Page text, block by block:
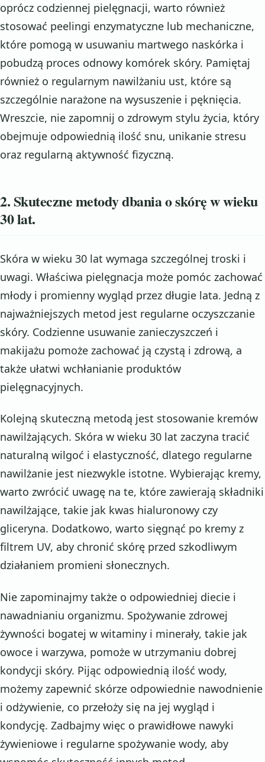
oprócz codziennej pielęgnacji, warto również
stosować peelingi enzymatyczne lub mechaniczne,
które pomogą w usuwaniu martwego naskórka i
pobudzą proces odnowy komórek skóry. Pamiętaj
również o regularnym nawilżaniu ust, które są
szczególnie narażone na wysuszenie i pęknięcia.
Wreszcie, nie zapomnij o zdrowym stylu życia, który
obejmuje odpowiednią ilość snu, unikanie stresu
oraz regularną aktywność fizyczną.
2. Skuteczne metody dbania o skórę w wieku
30 lat.
Skóra w wieku 30 lat wymaga szczególnej troski i
uwagi. Właściwa pielęgnacja może pomóc zachować
młody i promienny wygląd przez długie lata. Jedną z
najważniejszych metod jest regularne oczyszczanie
skóry. Codzienne usuwanie zanieczyszczeń i
makijażu pomoże zachować ją czystą i zdrową, a
także ułatwi wchłanianie produktów
pielęgnacyjnych.
Kolejną skuteczną metodą jest stosowanie kremów
nawilżających. Skóra w wieku 30 lat zaczyna tracić
naturalną wilgoć i elastyczność, dlatego regularne
nawilżanie jest niezwykle istotne. Wybierając kremy,
warto zwrócić uwagę na te, które zawierają składniki
nawilżające, takie jak kwas hialuronowy czy
gliceryna. Dodatkowo, warto sięgnąć po kremy z
filtrem UV, aby chronić skórę przed szkodliwym
działaniem promieni słonecznych.
Nie zapominajmy także o odpowiedniej diecie i
nawadnianiu organizmu. Spożywanie zdrowej
żywności bogatej w witaminy i minerały, takie jak
owoce i warzywa, pomoże w utrzymaniu dobrej
kondycji skóry. Pijąc odpowiednią ilość wody,
możemy zapewnić skórze odpowiednie nawodnienie
i odżywienie, co przełoży się na jej wygląd i
kondycję. Zadbajmy więc o prawidłowe nawyki
żywieniowe i regularne spożywanie wody, aby